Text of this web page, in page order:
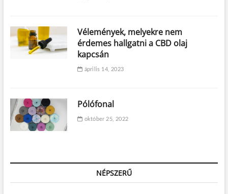
Vélemények, melyekre nem
érdemes hallgatni a CBD olaj
kapcsán
április 14, 2023
Pólófonal
október 25, 2022
NÉPSZERŰ